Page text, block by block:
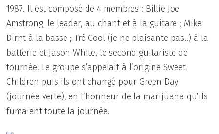
1987. Il est composé de 4 membres : Billie Joe
Amstrong, le leader, au chant et à la guitare ; Mike
Dirnt à la basse ; Tré Cool (je ne plaisante pas..) à la
batterie et Jason White, le second guitariste de
tournée. Le groupe s’appelait à l’origine Sweet
Children puis ils ont changé pour Green Day
(journée verte), en l’honneur de la marijuana qu’ils
fumaient toute la journée.